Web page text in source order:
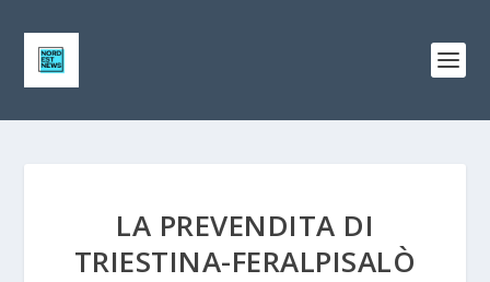
LA PREVENDITA DI
TRIESTINA-FERALPISALÒ